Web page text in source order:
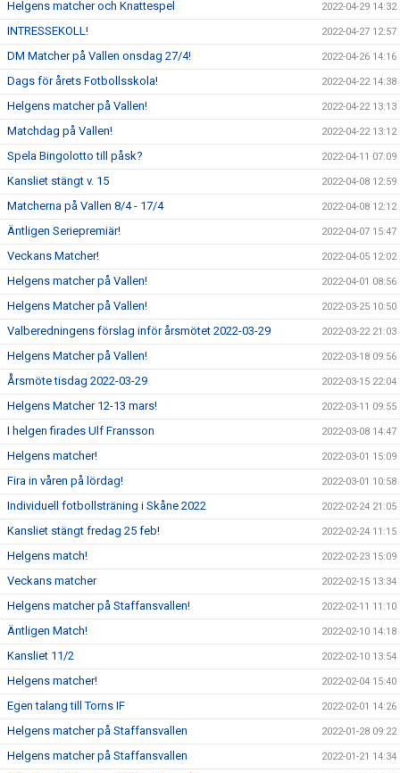
Helgens matcher och Knattespel 2022-04-29 14:32
INTRESSEKOLL! 2022-04-27 12:57
DM Matcher på Vallen onsdag 27/4! 2022-04-26 14:16
Dags för årets Fotbollsskola! 2022-04-22 14:38
Helgens matcher på Vallen! 2022-04-22 13:13
Matchdag på Vallen! 2022-04-22 13:12
Spela Bingolotto till påsk? 2022-04-11 07:09
Kansliet stängt v. 15 2022-04-08 12:59
Matcherna på Vallen 8/4 - 17/4 2022-04-08 12:12
Äntligen Seriepremiär! 2022-04-07 15:47
Veckans Matcher! 2022-04-05 12:02
Helgens matcher på Vallen! 2022-04-01 08:56
Helgens Matcher på Vallen! 2022-03-25 10:50
Valberedningens förslag inför årsmötet 2022-03-29 2022-03-22 21:03
Helgens Matcher på Vallen! 2022-03-18 09:56
Årsmöte tisdag 2022-03-29 2022-03-15 22:04
Helgens Matcher 12-13 mars! 2022-03-11 09:55
I helgen firades Ulf Fransson 2022-03-08 14:47
Helgens matcher! 2022-03-01 15:09
Fira in våren på lördag! 2022-03-01 10:58
Individuell fotbollsträning i Skåne 2022 2022-02-24 21:05
Kansliet stängt fredag 25 feb! 2022-02-24 11:15
Helgens match! 2022-02-23 15:09
Veckans matcher 2022-02-15 13:34
Helgens matcher på Staffansvallen! 2022-02-11 11:10
Äntligen Match! 2022-02-10 14:18
Kansliet 11/2 2022-02-10 13:54
Helgens matcher! 2022-02-04 15:40
Egen talang till Torns IF 2022-02-01 14:26
Helgens matcher på Staffansvallen 2022-01-28 09:22
Helgens matcher på Staffansvallen 2022-01-21 14:34